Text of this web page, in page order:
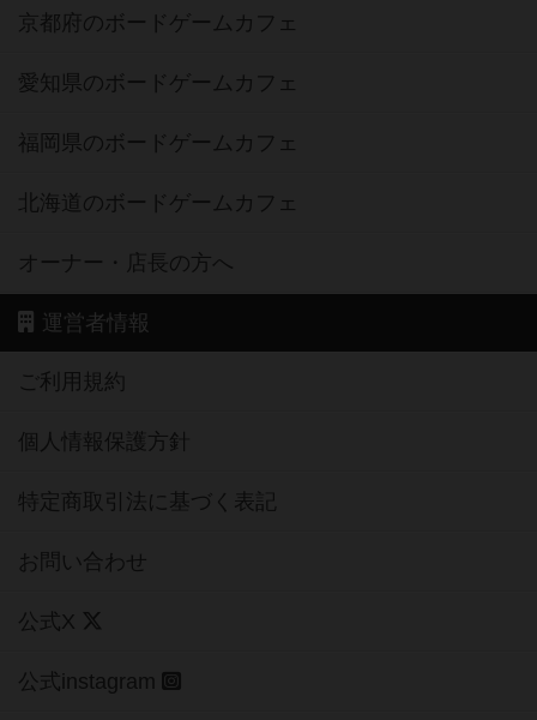
京都府のボードゲームカフェ
愛知県のボードゲームカフェ
福岡県のボードゲームカフェ
北海道のボードゲームカフェ
オーナー・店長の方へ
運営者情報
ご利用規約
個人情報保護方針
特定商取引法に基づく表記
お問い合わせ
公式X
公式instagram